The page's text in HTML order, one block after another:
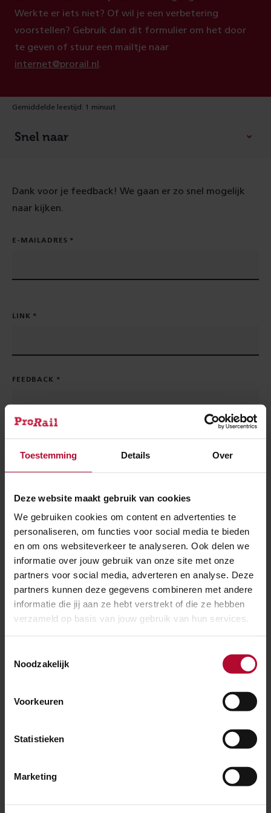
Toestemming Details Over
Deze website maakt gebruik van cookies
We gebruiken cookies om content en advertenties te
personaliseren, om functies voor social media te bieden
en om ons websiteverkeer te analyseren. Ook delen we
informatie over jouw gebruik van onze site met onze
partners voor social media, adverteren en analyse. Deze
partners kunnen deze gegevens combineren met andere
informatie die jij aan ze hebt verstrekt of die ze hebben
verzameld op basis van jouw gebruik van hun services.
Noodzakelijk
Voorkeuren
Statistieken
Marketing
Werkte er iets niet? Of wil je een verbetering
voorstellen? Gebruik dan dit formulier om het door
te geven of stuur een mailtje naar
internet@prorail.nl
Gemiddelde leestijd: 1 minuut
Snel naar
Dank voor je feedback! We gaan er zo snel mogelijk
naar kijken.
E-MAILADRES
LINK
FEEDBACK
BIJLAGE
In verband met de Algemene Verordening
Gegevensbescherming (AVG) vragen wij je om vóór
het versturen van dit formulier akkoord te gaan met
onze privacyvoorwaarden.Dit is nodig om jouw vraag
of opmerking in behandeling te kunnen nemen.
IK BEN AKKOORD MET DE PRIVACYVOORWAARDEN
VAN PRORAIL.*
Verzenden